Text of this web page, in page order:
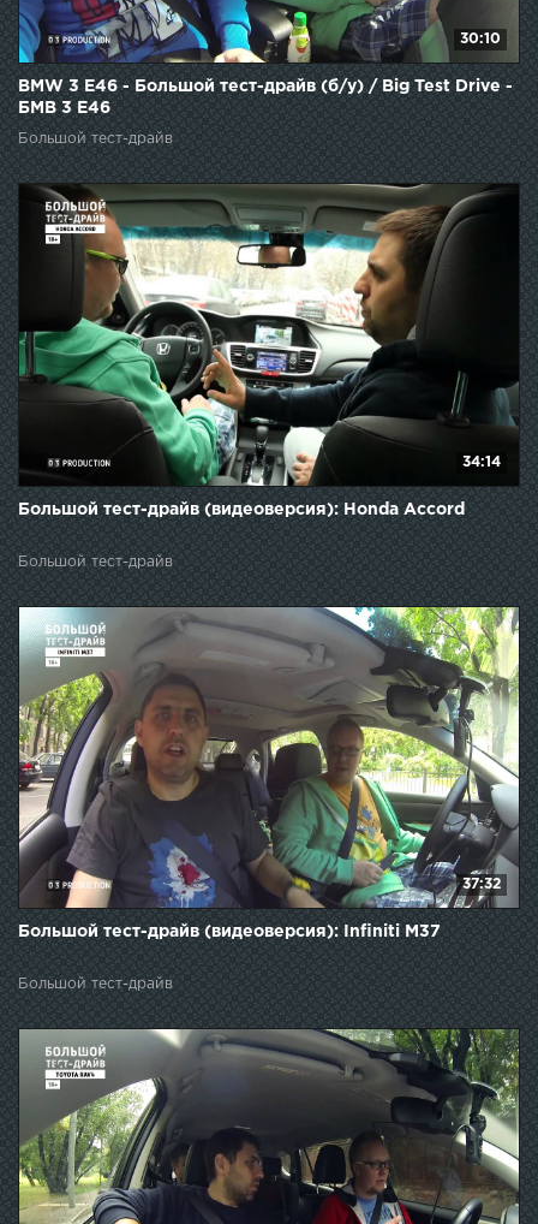
30:10
BMW 3 E46 - Большой тест-драйв (б/у) / Big Test Drive -
БМВ 3 Е46
Большой тест-драйв
34:14
Большой тест-драйв (видеоверсия): Honda Accord
Большой тест-драйв
37:32
Большой тест-драйв (видеоверсия): Infiniti M37
Большой тест-драйв